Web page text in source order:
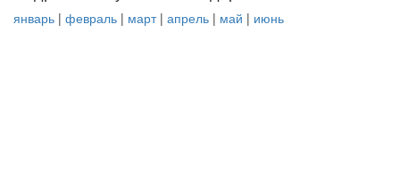
январь | февраль | март| апрель | май | июнь